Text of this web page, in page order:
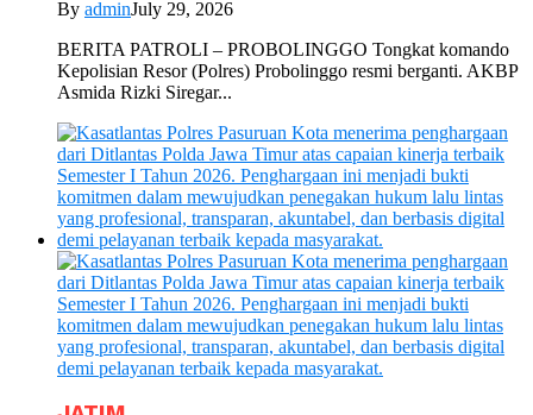
By adminJuly 29, 2026
BERITA PATROLI – PROBOLINGGO Tongkat komando
Kepolisian Resor (Polres) Probolinggo resmi berganti. AKBP
Asmida Rizki Siregar...